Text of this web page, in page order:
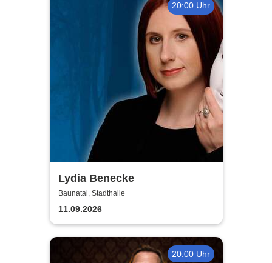
20:00 Uhr
Lydia Benecke
Baunatal, Stadthalle
11.09.2026
20:00 Uhr